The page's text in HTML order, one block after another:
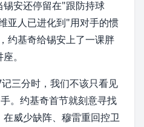
安还停留在"跟防持球
亚人已进化到"用对手的惯
约基奇给锡安上了一课胖
。
三分时，我们不该只看见
。约基奇首节就刻意寻找
在威少缺阵、 穆雷重回控卫